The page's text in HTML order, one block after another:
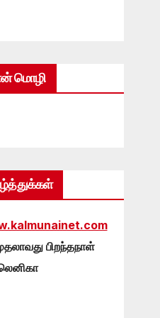
மொழி
பிறந்தநாள்